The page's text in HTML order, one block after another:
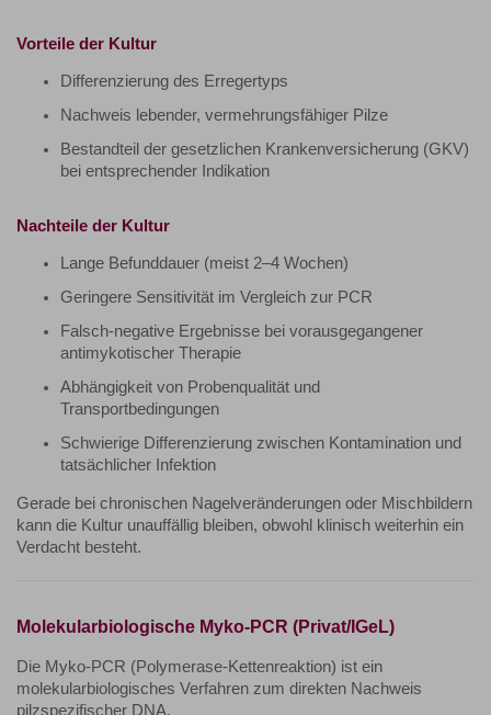
Vorteile der Kultur
Differenzierung des Erregertyps
Nachweis lebender, vermehrungsfähiger Pilze
Bestandteil der gesetzlichen Krankenversicherung (GKV)
bei entsprechender Indikation
Nachteile der Kultur
Lange Befunddauer (meist 2–4 Wochen)
Geringere Sensitivität im Vergleich zur PCR
Falsch-negative Ergebnisse bei vorausgegangener
antimykotischer Therapie
Abhängigkeit von Probenqualität und
Transportbedingungen
Schwierige Differenzierung zwischen Kontamination und
tatsächlicher Infektion
Gerade bei chronischen Nagelveränderungen oder Mischbildern
kann die Kultur unauffällig bleiben, obwohl klinisch weiterhin ein
Verdacht besteht.
Molekularbiologische Myko-PCR (Privat/IGeL)
Die Myko-PCR (Polymerase-Kettenreaktion) ist ein
molekularbiologisches Verfahren zum direkten Nachweis
pilzspezifischer DNA.